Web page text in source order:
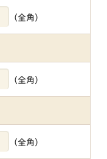
（全角）
（全角）
（全角）